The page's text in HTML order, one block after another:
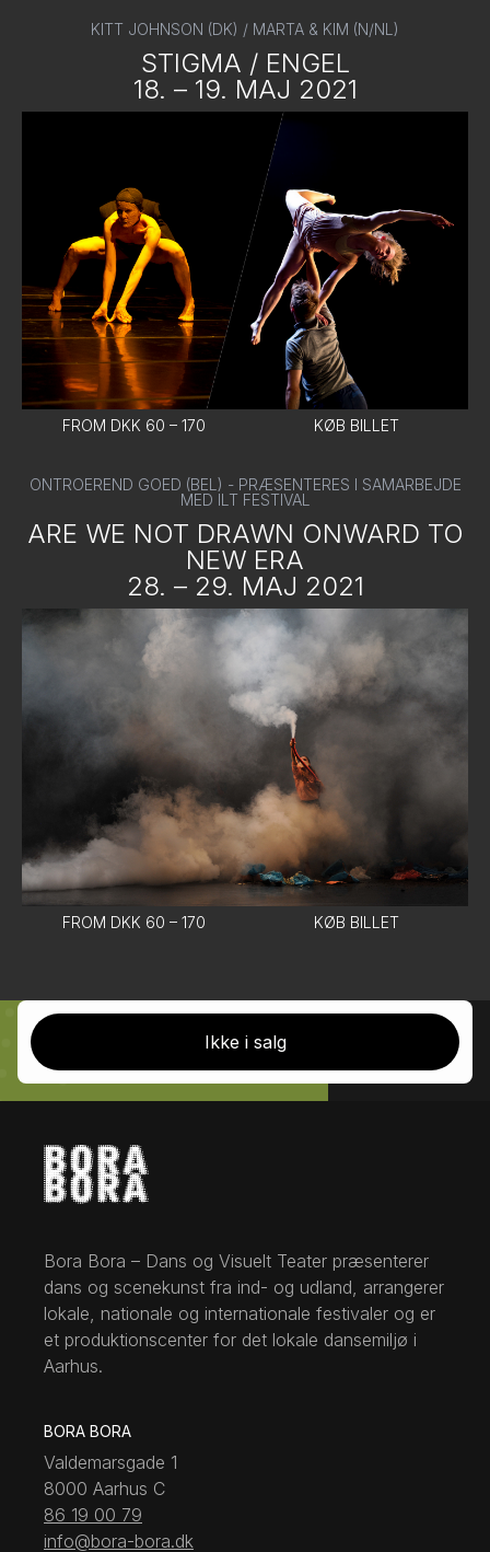
KITT JOHNSON (DK) / MARTA & KIM (N/NL)
STIGMA / ENGEL
18. – 19. MAJ 2021
FROM DKK 60 – 170 KØB BILLET
ONTROEREND GOED (BEL) - PRÆSENTERES I SAMARBEJDE
MED ILT FESTIVAL
ARE WE NOT DRAWN ONWARD TO
NEW ERA
28. – 29. MAJ 2021
FROM DKK 60 – 170 KØB BILLET
Ikke i salg
Bora Bora – Dans og Visuelt Teater præsenterer
dans og scenekunst fra ind- og udland, arrangerer
lokale, nationale og internationale festivaler og er
et produktionscenter for det lokale dansemiljø i
Aarhus.
BORA BORA
Valdemarsgade 1
8000 Aarhus C
86 19 00 79
info@bora-bora.dk